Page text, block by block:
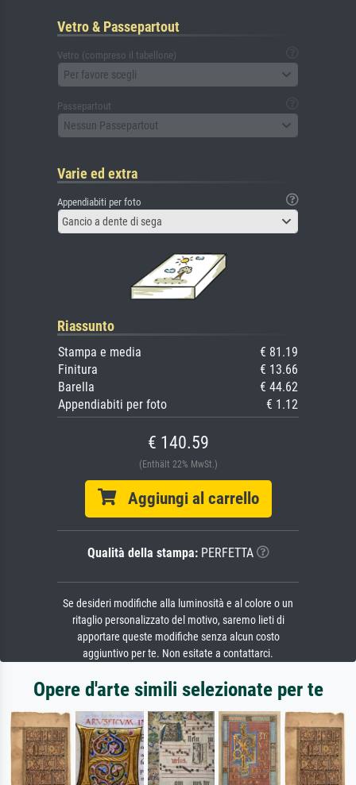
Vetro & Passepartout
Vetro (compreso il tabellone)
Per favore scegli
Passepartout
Nessun Passepartout
Varie ed extra
Appendiabiti per foto
Gancio a dente di sega
Riassunto
Stampa e media
€ 81.19
Finitura
€ 13.66
Barella
€ 44.62
Appendiabiti per foto
€ 1.12
€ 140.59
(Enthält 22% MwSt.)
Aggiungi al carrello
Qualità della stampa:PERFETTA
Se desideri modifiche alla luminosità e al colore o un
ritaglio personalizzato del motivo, saremo lieti di
apportare queste modifiche senza alcun costo
aggiuntivo per te. Non esitate a contattarci.
Opere d'arte simili selezionate per te